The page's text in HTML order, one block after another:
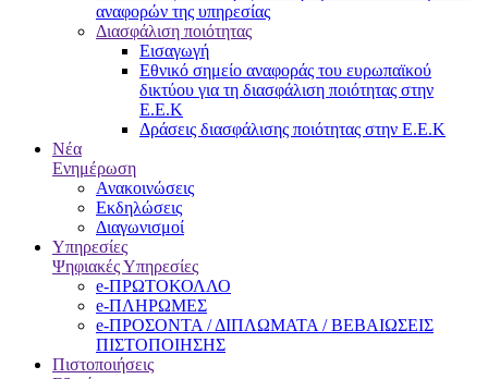
αναφορών της υπηρεσίας
Διασφάλιση ποιότητας
Εισαγωγή
Εθνικό σημείο αναφοράς του ευρωπαϊκού
δικτύου για τη διασφάλιση ποιότητας στην
Ε.Ε.Κ
Δράσεις διασφάλισης ποιότητας στην Ε.Ε.Κ
Νέα
Ενημέρωση
Ανακοινώσεις
Εκδηλώσεις
Διαγωνισμοί
Υπηρεσίες
Ψηφιακές Υπηρεσίες
e-ΠΡΩΤΟΚΟΛΛΟ
e-ΠΛΗΡΩΜΕΣ
e-ΠΡΟΣΟΝΤΑ / ΔΙΠΛΩΜΑΤΑ / ΒΕΒΑΙΩΣΕΙΣ
ΠΙΣΤΟΠΟΙΗΣΗΣ
Πιστοποιήσεις